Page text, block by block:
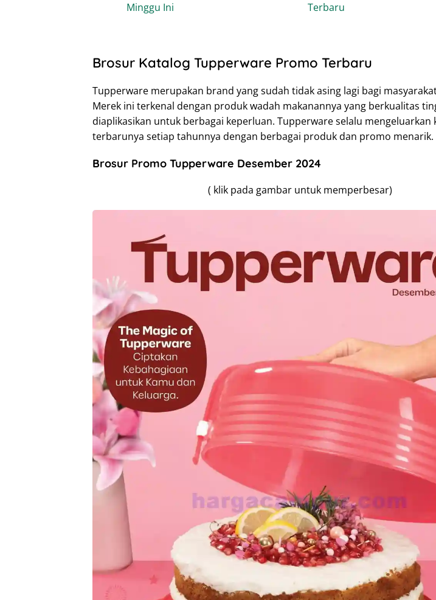
Minggu Ini
Terbaru
Brosur Katalog Tupperware Promo Terbaru
Tupperware merupakan brand yang sudah tidak asing lagi bagi
Merek ini terkenal dengan produk wadah makanannya yang berkualitas
diaplikasikan untuk berbagai keperluan. Tupperware selalu mengeluarkan
terbarunya setiap tahunnya dengan berbagai produk dan promo menarik.
Brosur Promo Tupperware Desember 2024
( klik pada gambar untuk memperbesar)